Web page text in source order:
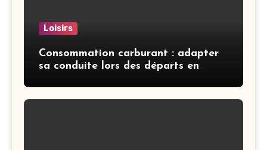
Loisirs
Consommation carburant : adapter
sa conduite lors des départs en